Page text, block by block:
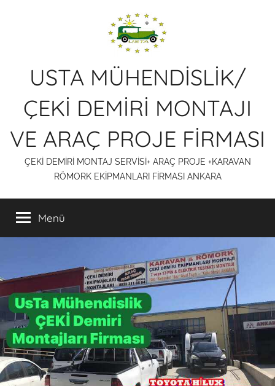
USTA MÜHENDİSLİK/
ÇEKİ DEMİRİ MONTAJI
VE ARAÇ PROJE FİRMASI
ÇEKİ DEMİRİ MONTAJ SERVİSİ+ ARAÇ PROJE +KARAVAN
RÖMORK EKİPMANLARI FİRMASI ANKARA
Menü